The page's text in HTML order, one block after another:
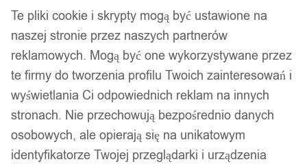
Te pliki cookie i skrypty mogą być ustawione na
naszej stronie przez naszych partnerów
reklamowych. Mogą być one wykorzystywane przez
te firmy do tworzenia profilu Twoich zainteresowań i
wyświetlania Ci odpowiednich reklam na innych
stronach. Nie przechowują bezpośrednio danych
osobowych, ale opierają się na unikatowym
identyfikatorze Twojej przeglądarki i urządzenia